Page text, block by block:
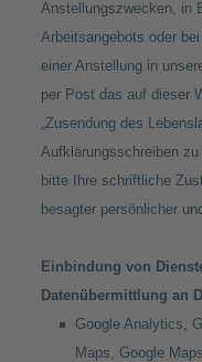
Anstellungszwecken, in
Arbeitsangebots oder
einer Anstellung in
per Post das auf dieser
„Zusendung des
Aufklärungsschreiben
bitte Ihre schriftliche
besagter persönlicher
Einbindung von
Datenübermittlung an
Google Analytics,
Maps, Google